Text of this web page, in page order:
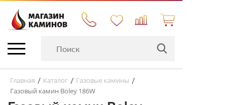
Главная / Каталог / Газовые камины /
Газовый камин Boley 186W